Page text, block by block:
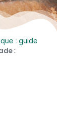
: guide
: